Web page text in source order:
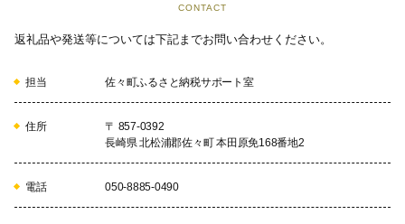
CONTACT
返礼品や発送等については下記までお問い合わせください。
担当 佐々町ふるさと納税サポート室
住所
〒 857-0392
長崎県 北松浦郡佐々町 本田原免168番地2
電話 050-8885-0490